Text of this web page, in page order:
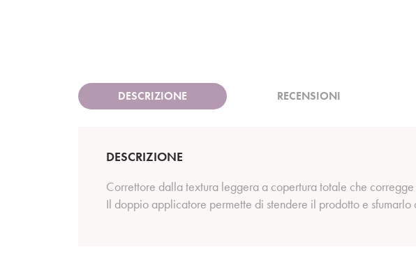
DESCRIZIONE RECENSIONI
DESCRIZIONE
Correttore dalla textura leggera a copertura totale che
Il doppio applicatore permette di stendere il prodotto e sfumarlo